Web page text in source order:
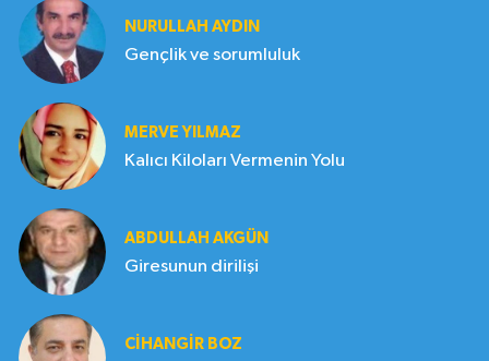
NURULLAH AYDIN
Gençlik ve sorumluluk
MERVE YILMAZ
Kalıcı Kiloları Vermenin Yolu
ABDULLAH AKGÜN
Giresunun dirilişi
CIHANGIR BOZ